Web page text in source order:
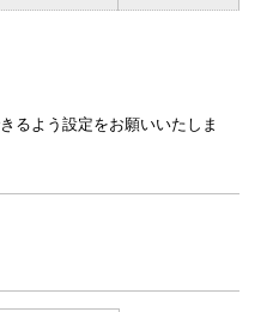
るよう設定をお願いいたしま